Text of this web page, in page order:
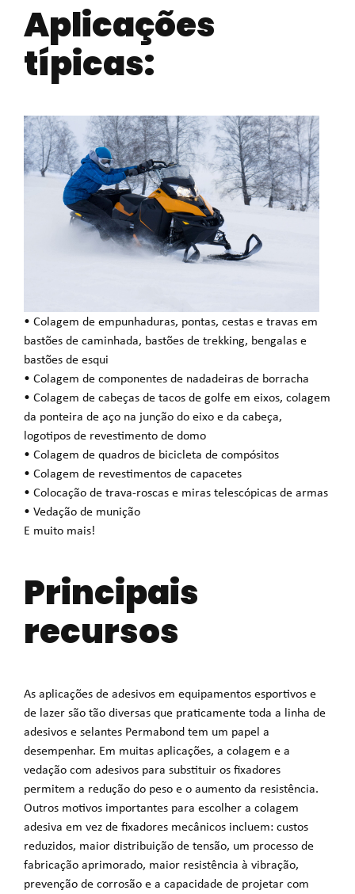
Aplicações
típicas:
• Colagem de empunhaduras, pontas, cestas e travas em
bastões de caminhada, bastões de trekking, bengalas e
bastões de esqui
• Colagem de componentes de nadadeiras de borracha
• Colagem de cabeças de tacos de golfe em eixos, colagem
da ponteira de aço na junção do eixo e da cabeça,
logotipos de revestimento de domo
• Colagem de quadros de bicicleta de compósitos
• Colagem de revestimentos de capacetes
• Colocação de trava-roscas e miras telescópicas de armas
• Vedação de munição
E muito mais!
Principais
recursos
As aplicações de adesivos em equipamentos esportivos e
de lazer são tão diversas que praticamente toda a linha de
adesivos e selantes Permabond tem um papel a
desempenhar. Em muitas aplicações, a colagem e a
vedação com adesivos para substituir os fixadores
permitem a redução do peso e o aumento da resistência.
Outros motivos importantes para escolher a colagem
adesiva em vez de fixadores mecânicos incluem: custos
reduzidos, maior distribuição de tensão, um processo de
fabricação aprimorado, maior resistência à vibração,
prevenção de corrosão e a capacidade de projetar com